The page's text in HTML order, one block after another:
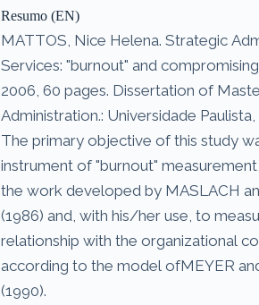
Resumo (EN)
MATTOS, Nice Helena. Strategic
Services: "burnout" and
2006, 60 pages. Dissertation of
Administration.: Universidade Paulista,
The primary objective of this study
instrument of "burnout"
the work developed by MASLACH
(1986) and, with his/her use, to
relationship with the organizational
according to the model ofMEYER
(1990).